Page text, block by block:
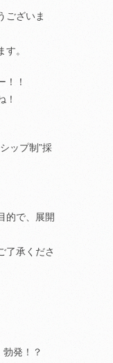
ございま
。
！！
！
ップ制”採
的で、展開
了承くださ
勃発！？